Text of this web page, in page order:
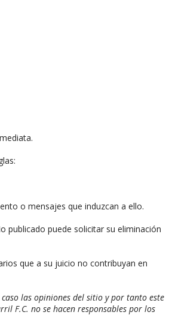
o mensajes que induzcan a ello.
publicado puede solicitar su eliminación
que a su juicio no contribuyan en
las opiniones del sitio y por tanto este
F.C. no se hacen responsables por los